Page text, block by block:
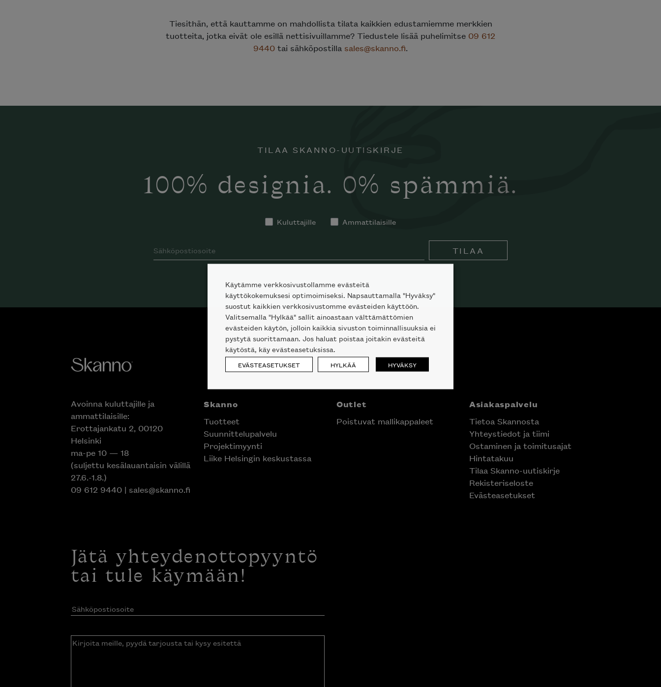
Tiesithän, että kauttamme on mahdollista tilata kaikkien edustamiemme merkkien
tuotteita, jotka eivät ole esillä nettisivuillamme? Tiedustele lisää puhelimitse 09 612
9440 tai sähköpostilla sales@skanno.fi.
TILAA SKANNO-UUTISKIRJE
100% designia. 0% spämmiä.
Kuluttajille Ammattilaisille
TILAA
Avoinna kuluttajille ja
ammattilaisille:
Erottajankatu 2, 00120
Helsinki
ma-pe 10 — 18
(suljettu kesälauantaisin välillä
27.6.-1.8.)
09 612 9440| sales@skanno.fi
Skanno
Tuotteet
Suunnittelupalvelu
Projektimyynti
Liike Helsingin keskustassa
Outlet
Poistuvat mallikappaleet
Asiakaspalvelu
Tietoa Skannosta
Yhteystiedot ja tiimi
Ostaminen ja toimitusajat
Hintatakuu
Tilaa Skanno-uutiskirje
Rekisteriseloste
Evästeasetukset
Jätä yhteydenottopyyntö
tai tule käymään!
Sähköpostiosoite(Pakollinen)
Kirjoita
Käytämme verkkosivustollamme evästeitä
käyttökokemuksesi optimoimiseksi. Napsauttamalla "Hyväksy"
suostut kaikkien verkkosivustomme evästeiden käyttöön.
Valitsemalla "Hylkää" sallit ainoastaan välttämättömien
evästeiden käytön, jolloin kaikkia sivuston toiminnallisuuksia ei
pystytä suorittamaan. Jos haluat poistaa joitakin evästeitä
käytöstä, käy evästeasetuksissa.
EVÄSTEASETUKSET HYLKÄÄ HYVÄKSY